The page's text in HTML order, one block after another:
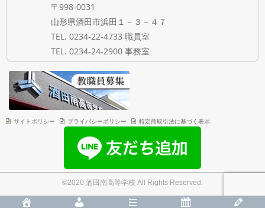
〒998-0031
山形県酒田市浜田１－３－４７
TEL. 0234-22-4733 職員室
TEL. 0234-24-2900 事務室
サイトポリシー プライバシーポリシー 特定商取引法に基づく表示
©2020 酒田南高等学校 All Rights Reserved.